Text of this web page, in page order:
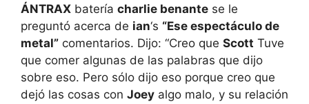
ÁNTRAX batería charlie benante se le
preguntó acerca de ian‘s “Ese espectáculo de
metal” comentarios. Dijo: “Creo que Scott Tuve
que comer algunas de las palabras que dijo
sobre eso. Pero sólo dijo eso porque creo que
dejó las cosas con Joey algo malo, y su relación